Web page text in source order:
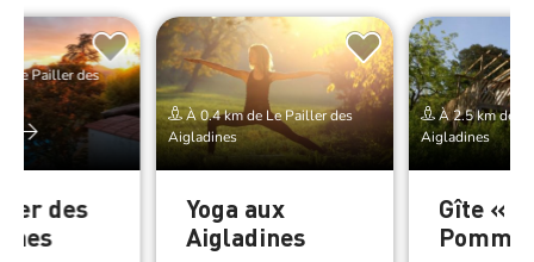
Le Pailler des
des
À 0.4 km de Le Pailler des
Aigladines
Yoga aux
Aigladines
À 2.5 km de
Aigladines
Gîte «